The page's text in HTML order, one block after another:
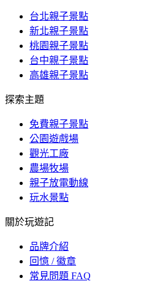
台北親子景點
新北親子景點
桃園親子景點
台中親子景點
高雄親子景點
探索主題
免費親子景點
公園遊戲場
觀光工廠
農場牧場
親子放電動線
玩水景點
關於玩遊記
品牌介紹
回憶 / 徽章
常見問題 FAQ